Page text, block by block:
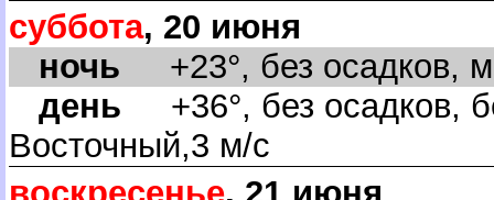
суббота, 20 июня
ночь +23°, без осадков,
день +36°, без осадков,
осточный,3 м/с